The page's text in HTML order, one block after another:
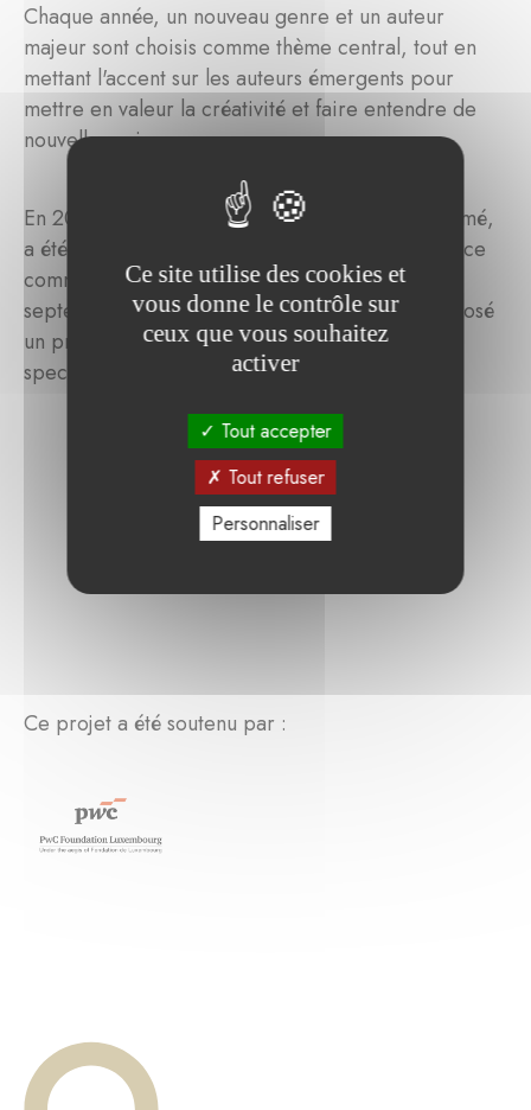
Chaque année, un nouveau genre et un auteur
majeur sont choisis comme thème central, tout en
mettant l'accent sur les auteurs émergents pour
mettre en valeur la créativité et faire entendre de
nouvelles voix.
En 2025, le genre fantastique, souvent sous-estimé,
a été choisi comme thème central, avec Anne Rice
comme autrice vedette. Organisé les 20 et 21
septembre, il a accueilli 7 000 visiteurs et proposé
un programme varié de tables rondes, de
spectacles et d'ateliers.
Ce projet a été soutenu par :
Ce site utilise des cookies et
vous donne le contrôle sur
ceux que vous souhaitez
activer
Tout accepter
Tout refuser
Personnaliser